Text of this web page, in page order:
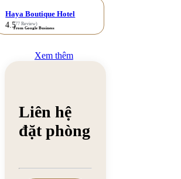
Haya Boutique Hotel
4.5(77 Review)
From Google Business
Xem thêm
Liên hệ
đặt phòng